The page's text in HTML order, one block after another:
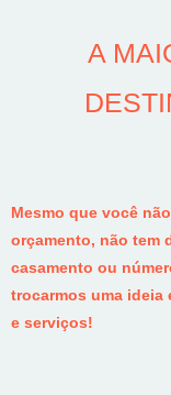
A
Mesmo que você
orçamento, não tem
casamento ou
trocarmos uma ideia
e serviços!